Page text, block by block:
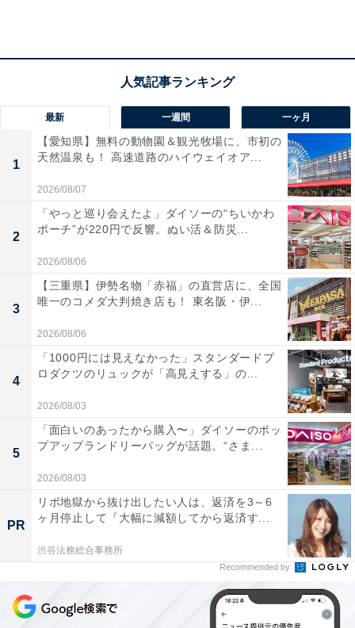
ラッキーカラー：ネイビー
ラッキーパーソン：兄
ラッキー（方位）：東方
■6月生まれ
隠れた才能を自覚する月。臆せず周囲にアピールを。
ラッキーカラー：黄
ラッキーパーソン：男の子
ラッキー（方位）：南方
■7月生まれ
積極性と図々しさは紙一重。大胆な行動の中にも慎重さ
ラッキーカラー：青
ラッキーパーソン：同僚
ラッキー（方位）：東方
■8月生まれ
知性と品格で人気急上昇。持ち前の行動力で運を掴め
ラッキーカラー：ゴールド
ラッキーパーソン：女の子
ラッキー（方位）：南方
■9月生まれ
思っていた以上の好成績に驚く月。これを機にやる気ス
最新 一週間 一ヶ月
1
【愛知県】無料の動物園＆観光牧場に、市初の
天然温泉も！ 高速道路のハイウェイオア...
2026/08/07
2
「やっと巡り会えたよ」ダイソーの“ちいかわ
ポーチ”が220円で反響。ぬい活＆防災...
2026/08/06
3
【三重県】伊勢名物「赤福」の直営店に、全国
唯一のコメダ大判焼き店も！ 東名阪・伊...
2026/08/06
4
「1000円には見えなかった」スタンダードプ
ロダクツのリュックが「高見えする」の...
2026/08/03
5
「面白いのあったから購入〜」ダイソーのポッ
プアップランドリーバッグが話題。“さま...
2026/08/03
PR
リボ地獄から抜け出したい人は、返済を3～6
ヶ月停止して『大幅に減額してから返済す...
渋谷法務総合事務所
Recommended by